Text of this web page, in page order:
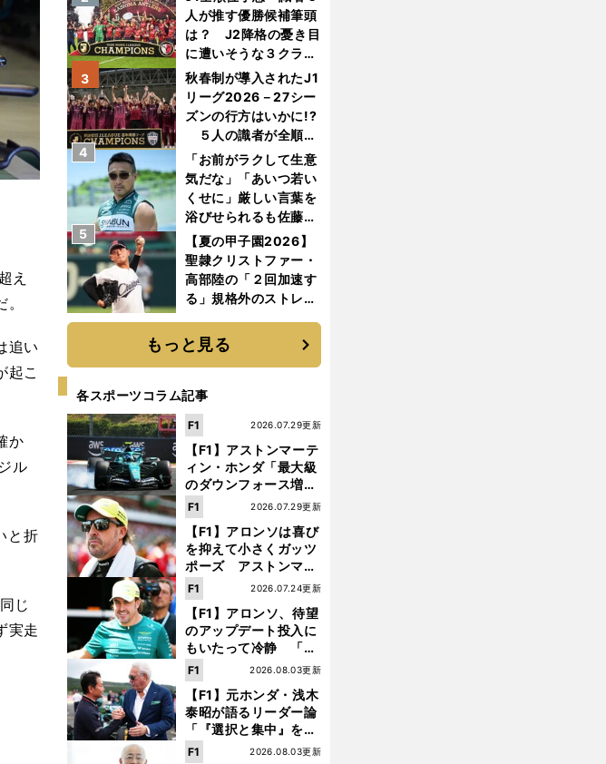
え
追い
起こ
か
ル
と折
じ
実走
て生まれた
人が推す優勝候補筆頭
は？ J2降格の憂き目
に遭いそうな３クラブ
とは？
秋春制が導入されたJ1
リーグ2026－27シー
ズンの行方はいかに!?
５人の識者が全順位
を大胆予想
3
「お前がラクして生意
気だな」「あいつ若い
くせに」厳しい言葉を
浴びせられるも佐藤慎
太郎が貫いた誇りとフ
ァンへの思い
4
【夏の甲子園2026】
聖隷クリストファー・
高部陸の「２回加速す
る」規格外のストレー
く大学進学を選ぶ理由
5
もっと見る
各スポーツコラム記事
【F1】アストンマーテ
ィン・ホンダ「最大級
のダウンフォース増」
を実現するも、アロン
ソが苦言を呈した理由
2026.07.29更新
F1
【F1】アロンソは喜び
を抑えて小さくガッツ
ポーズ アストンマー
ティン・ホンダが「レ
ース」に戻ってきた
2026.07.29更新
F1
【F1】アロンソ、待望
のアップデート投入に
もいたって冷静 「ハ
ンガリーGPが僕らに
優しいサーキットであ
ることを願う」
2026.07.24更新
F1
【F1】元ホンダ・浅木
泰昭が語るリーダー論
「『選択と集中』をし
なければ、部下の心は
2026.08.03更新
F1
2026.08.03更新
F1